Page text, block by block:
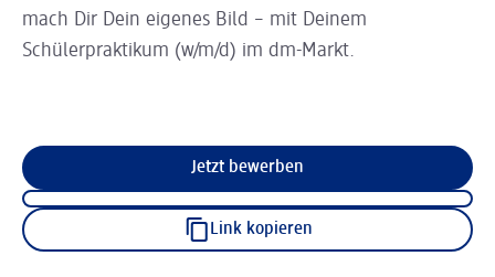
mach Dir Dein eigenes Bild – mit Deinem
Schülerpraktikum (w/m/d) im dm-Markt.
Jetzt bewerben
Link kopieren